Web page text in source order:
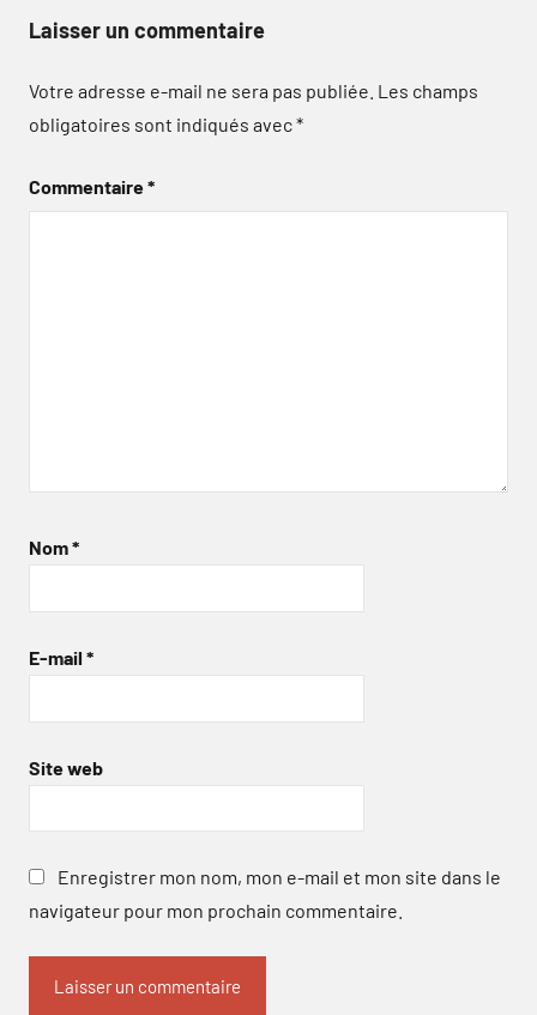
Laisser un commentaire
Votre adresse e-mail ne sera pas publiée. Les champs
obligatoires sont indiqués avec*
Commentaire*
Nom*
E-mail *
Site web
Enregistrer mon nom, mon e-mail et mon site dans le
navigateur pour mon prochain commentaire.